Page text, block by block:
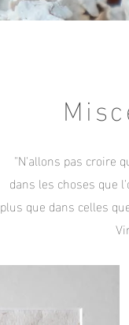
"N'allons pas croire
dans les choses que
plus que dans celles